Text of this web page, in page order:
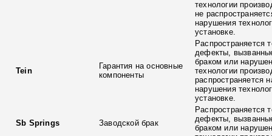
технологии
не
нарушения
установке.
Tein
Гарантия на основные
компоненты
Распространяется
дефекты,
браком или
технологии
распространяется
нарушения
установке.
Sb Springs Заводской брак
Распространяется
дефекты,
браком или